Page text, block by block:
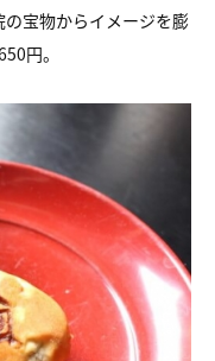
の宝物からイメージを膨
円。